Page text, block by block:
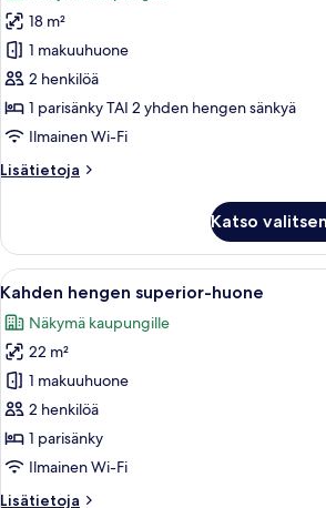
Kahden
hengen
standard-
huone
kuvat
18 m²
1 makuuhuone
2 henkilöä
1 parisänky TAI 2 yhden hengen sänkyä
Ilmainen Wi-Fi
Lisätietoja
Lisätietoja
standard-
huone
Katso
Avaa
kaikki
huonetyypin
Kahden
hengen
superior-
huone
kuvat
10
Kahden hengen superior-huone
Näkymä kaupungille
22 m²
1 makuuhuone
2 henkilöä
1 parisänky
Ilmainen Wi-Fi
Lisätietoja
Lisätietoja